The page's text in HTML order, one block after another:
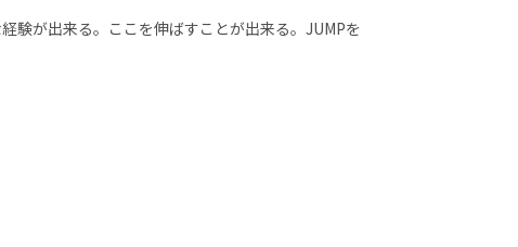
験が出来る。ここを伸ばすことが出来る。JUMPを